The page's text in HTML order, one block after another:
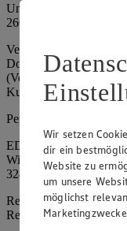
Umsatzsteuer-
266067317
Vertretungsberechtigte:
Dominique Klingsiek
(Vorstandsmitglied),
Kuhlmann
Persönlich haftende
EDEKA Minden-
Wittelsbacherallee 61
32427 Minden
Registergericht:
Registernummer: HRB
Wir setzen
dir ein
Website zu
um unsere
möglichst